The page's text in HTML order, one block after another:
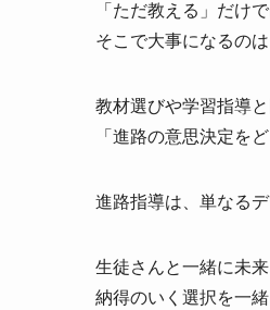
「ただ教える」だけ
そこで大事になるの
教材選びや学習指導と
「進路の意思決定を
進路指導は、単なる
生徒さんと一緒に未
納得のいく選択を一